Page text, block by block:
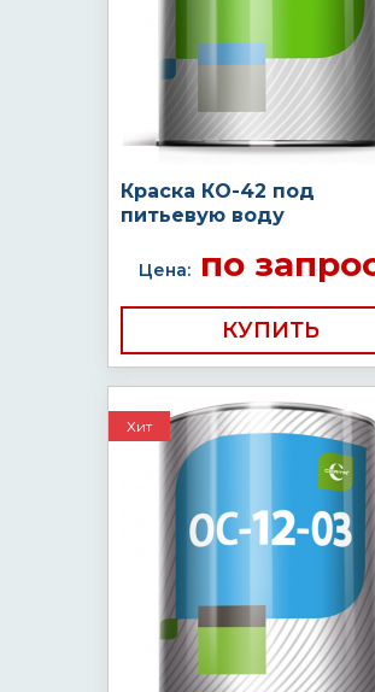
Краска КО-42 под
питьевую воду
Цена:по
КУПИТЬ
Хит